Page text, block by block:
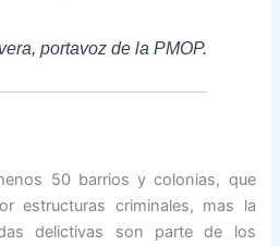
portavoz de la PMOP.
50 barrios y colonias, que
estructuras criminales, mas la
delictivas son parte de los